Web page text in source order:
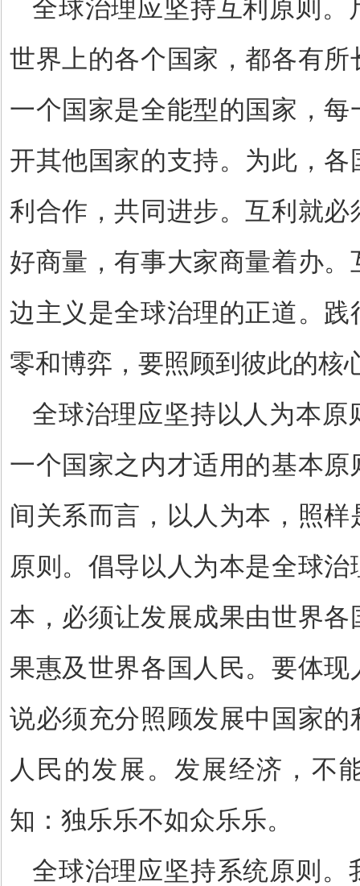
全球治理应坚持互利原则。
世界上的各个国家，都各有
一个国家是全能型的国家，
开其他国家的支持。为此，
利合作，共同进步。互利就
好商量，有事大家商量着办
边主义是全球治理的正道。
零和博弈，要照顾到彼此的核
全球治理应坚持以人为本原
一个国家之内才适用的基本
间关系而言，以人为本，照
原则。倡导以人为本是全球
本，必须让发展成果由世界
果惠及世界各国人民。要体
说必须充分照顾发展中国家
人民的发展。发展经济，不
知：独乐乐不如众乐乐。
全球治理应坚持系统原则。